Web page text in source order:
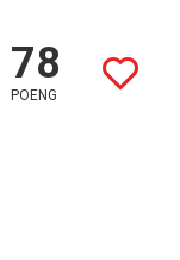
78
POENG